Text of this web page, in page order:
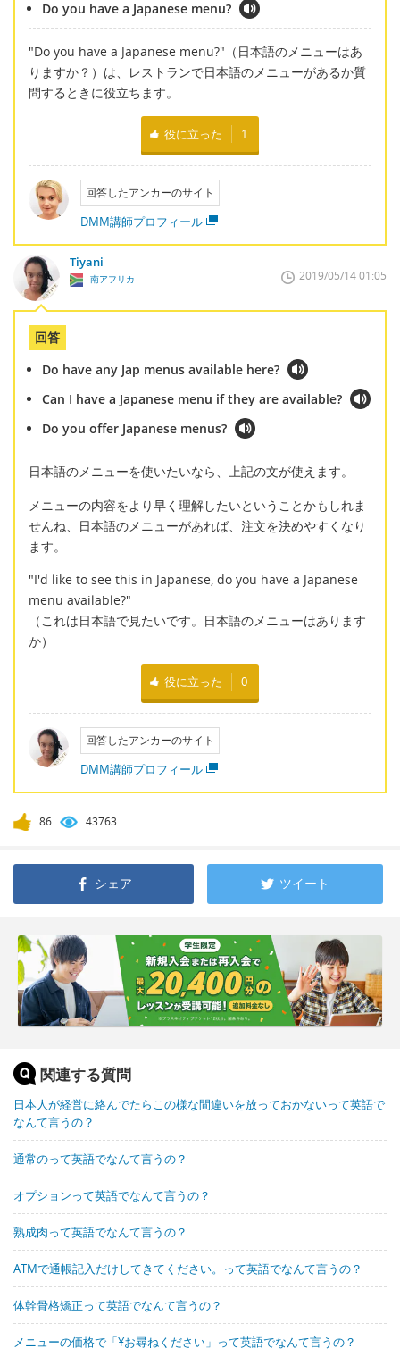
Do you have a Japanese menu?
"Do you have a Japanese menu?"（日本語のメニューはあ
りますか？）は、レストランで日本語のメニューがあるか質
問するときに役立ちます。
役に立った 1
回答したアンカーのサイト
DMM講師プロフィール
Tiyani
南アフリカ 2019/05/14 01:05
回答
Do have any Jap menus available here?
Can I have a Japanese menu if they are available?
Do you offer Japanese menus?
日本語のメニューを使いたいなら、上記の文が使えます。
メニューの内容をより早く理解したいということかもしれま
せんね、日本語のメニューがあれば、注文を決めやすくなり
ます。
"I'd like to see this in Japanese, do you have a Japanese
menu available?"
（これは日本語で見たいです。日本語のメニューはあります
か）
役に立った 0
回答したアンカーのサイト
DMM講師プロフィール
86 43763
シェア ツイート
関連する質問
日本人が経営に絡んでたらこの様な間違いを放っておかないって英語で
なんて言うの？
通常のって英語でなんて言うの？
オプションって英語でなんて言うの？
熟成肉って英語でなんて言うの？
ATMで通帳記入だけしてきてください。って英語でなんて言うの？
体幹骨格矯正って英語でなんて言うの？
メニューの価格で「¥お尋ねください」って英語でなんて言うの？